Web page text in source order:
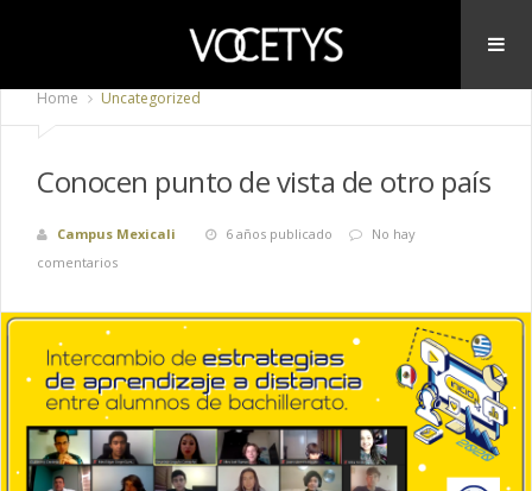
Home Uncategorized
Conocen punto de vista de otro país
Campus Mexicali 6 años publicado
No hay
comentarios